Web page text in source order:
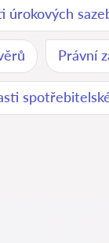
úrokových
Právní